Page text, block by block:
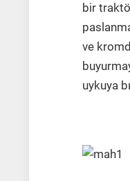
bir
ve
uykuya